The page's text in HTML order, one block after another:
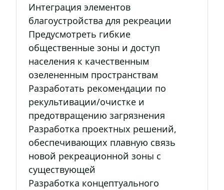
Интеграция элементов
благоустройства для рекреации
Предусмотреть гибкие
общественные зоны и доступ
населения к качественным
озелененным пространствам
Разработать рекомендации по
рекультивации/очистке и
предотвращению загрязнения
Разработка проектных решений,
обеспечивающих плавную связь
новой рекреационной зоны с
существующей
Разработка концептуального